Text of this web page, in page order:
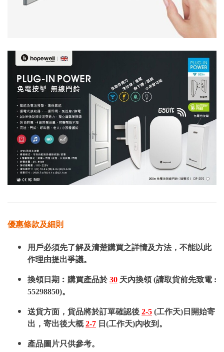
優惠條款及細則
用戶必須先了解及清楚購買之詳情及方法，不能以此
作理由提出爭議。
換領日期︰購買產品於30 天內換領 (請取貨前先致電 :
55298850)。
送貨方面，貨品將於訂單確認後 2-5 (工作天)日開始寄
出，寄出後大概2-7 日(工作天)內收到。
產品圖片只供參考。